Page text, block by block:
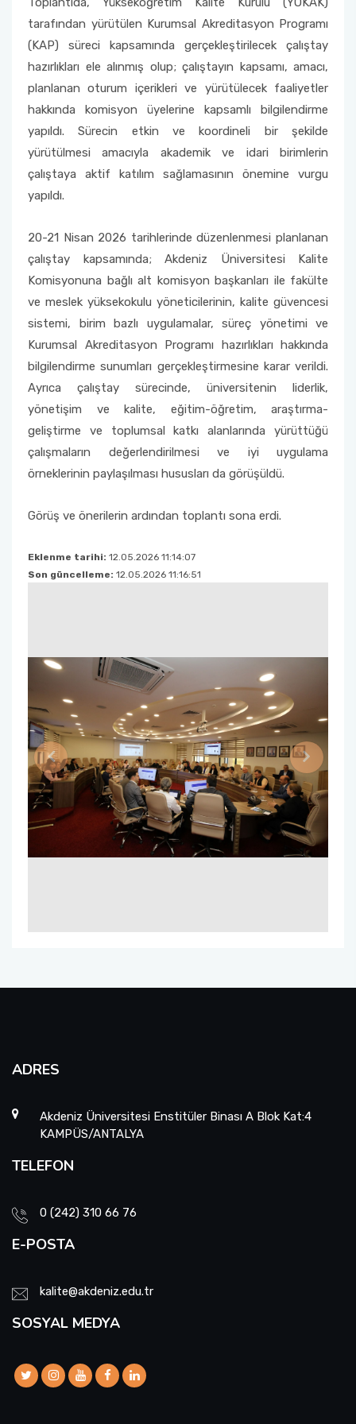
tarafından yürütülen Kurumsal Akreditasyon Programı
(KAP) süreci kapsamında gerçekleştirilecek çalıştay
hazırlıkları ele alınmış olup; çalıştayın kapsamı, amacı,
planlanan oturum içerikleri ve yürütülecek faaliyetler
hakkında komisyon üyelerine kapsamlı bilgilendirme
yapıldı. Sürecin etkin ve koordineli bir şekilde
yürütülmesi amacıyla akademik ve idari birimlerin
çalıştaya aktif katılım sağlamasının önemine vurgu
yapıldı.
20-21 Nisan 2026 tarihlerinde düzenlenmesi planlanan
çalıştay kapsamında; Akdeniz Üniversitesi Kalite
Komisyonuna bağlı alt komisyon başkanları ile fakülte
ve meslek yüksekokulu yöneticilerinin, kalite güvencesi
sistemi, birim bazlı uygulamalar, süreç yönetimi ve
Kurumsal Akreditasyon Programı hazırlıkları hakkında
bilgilendirme sunumları gerçekleştirmesine karar verildi.
Ayrıca çalıştay sürecinde, üniversitenin liderlik,
yönetişim ve kalite, eğitim-öğretim, araştırma-
geliştirme ve toplumsal katkı alanlarında yürüttüğü
çalışmaların değerlendirilmesi ve iyi uygulama
örneklerinin paylaşılması hususları da görüşüldü.
Görüş ve önerilerin ardından toplantı sona erdi.
Eklenme tarihi: 12.05.2026 11:14:07
Son güncelleme: 12.05.2026 11:16:51
Previous Next
ADRES
Akdeniz Üniversitesi Enstitüler Binası A Blok Kat:4
KAMPÜS/ANTALYA
TELEFON
0 (242) 310 66 76
E-POSTA
kalite@akdeniz.edu.tr
SOSYAL MEDYA